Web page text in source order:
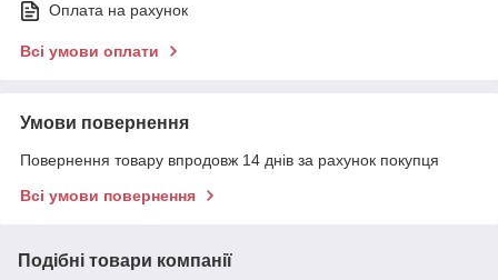
Оплата на рахунок
Всі умови оплати
Умови повернення
Повернення товару впродовж 14 днів за рахунок покупця
Всі умови повернення
Подібні товари компанії